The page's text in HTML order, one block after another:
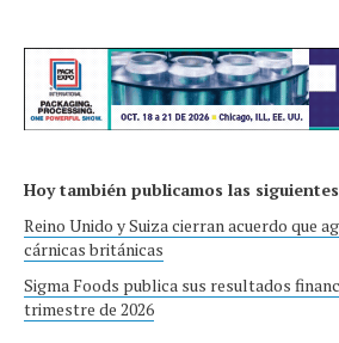
Hoy también publicamos las
Reino Unido y Suiza cierran acuerdo que
cárnicas británicas
Sigma Foods publica sus resultados
trimestre de 2026